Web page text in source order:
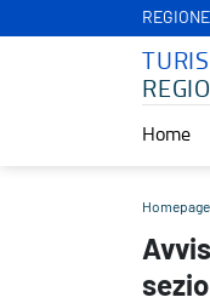
Home
Avviso Open Call Homepage